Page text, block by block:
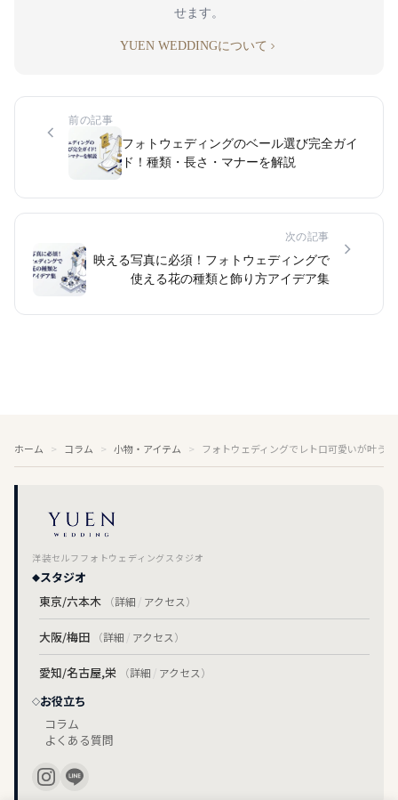
せます。
YUEN WEDDINGについて
前の記事
フォトウェディングのベール選び完全ガイ
ド！種類・長さ・マナーを解説
次の記事
映える写真に必須！フォトウェディングで
使える花の種類と飾り方アイデア集
ホーム コラム 小物・アイテム フォトウェディングでレトロ可愛いが叶う
洋装セルフフォトウェディングスタジオ
スタジオ
東京/六本木
（詳細 / アクセス）
大阪/梅田 （詳細 / アクセス）
愛知/名古屋,栄 （詳細 / アクセス）
お役立ち
コラム
よくある質問